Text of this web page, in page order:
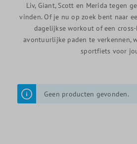
Liv, Giant, Scott en Merida tegen
vinden. Of je nu op zoek bent naar
dagelijkse workout of een
avontuurlijke paden te verkennen,
sportfiets voor
Geen producten gevonden.